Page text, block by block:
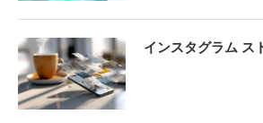
インスタグラム ス